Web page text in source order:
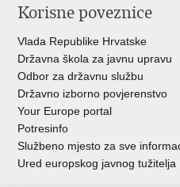
Korisne poveznice
Vlada Republike Hrvatske
Državna škola za javnu upravu
Odbor za državnu službu
Državno izborno povjerenstvo
Your Europe portal
Potresinfo
Službeno mjesto za sve
Ured europskog javnog tužitelja